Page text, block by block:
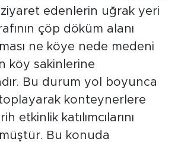
edenlerin uğrak yeri
çöp döküm alanı
ne köye nede medeni
köy sakinlerine
Bu durum yol boyunca
konteynerlere
etkinlik katılımcılarını
Bu konuda